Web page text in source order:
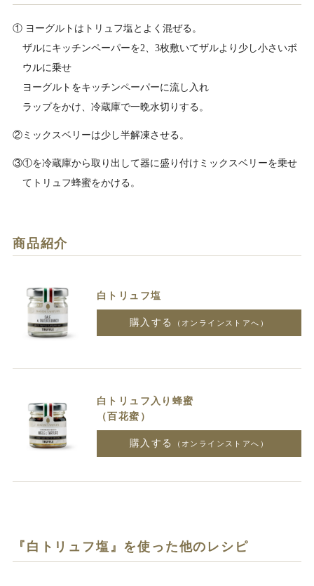
① ヨーグルトはトリュフ塩とよく混ぜる。
ザルにキッチンペーパーを2、3枚敷いてザルより少し小さいボ
ウルに乗せ
ヨーグルトをキッチンペーパーに流し入れ
ラップをかけ、冷蔵庫で一晩水切りする。
②ミックスベリーは少し半解凍させる。
③①を冷蔵庫から取り出して器に盛り付けミックスベリーを乗せ
てトリュフ蜂蜜をかける。
商品紹介
白トリュフ塩
購入する （オンラインストアへ）
白トリュフ入り蜂蜜
（百花蜜）
購入する （オンラインストアへ）
『白トリュフ塩』を使った他のレシピ